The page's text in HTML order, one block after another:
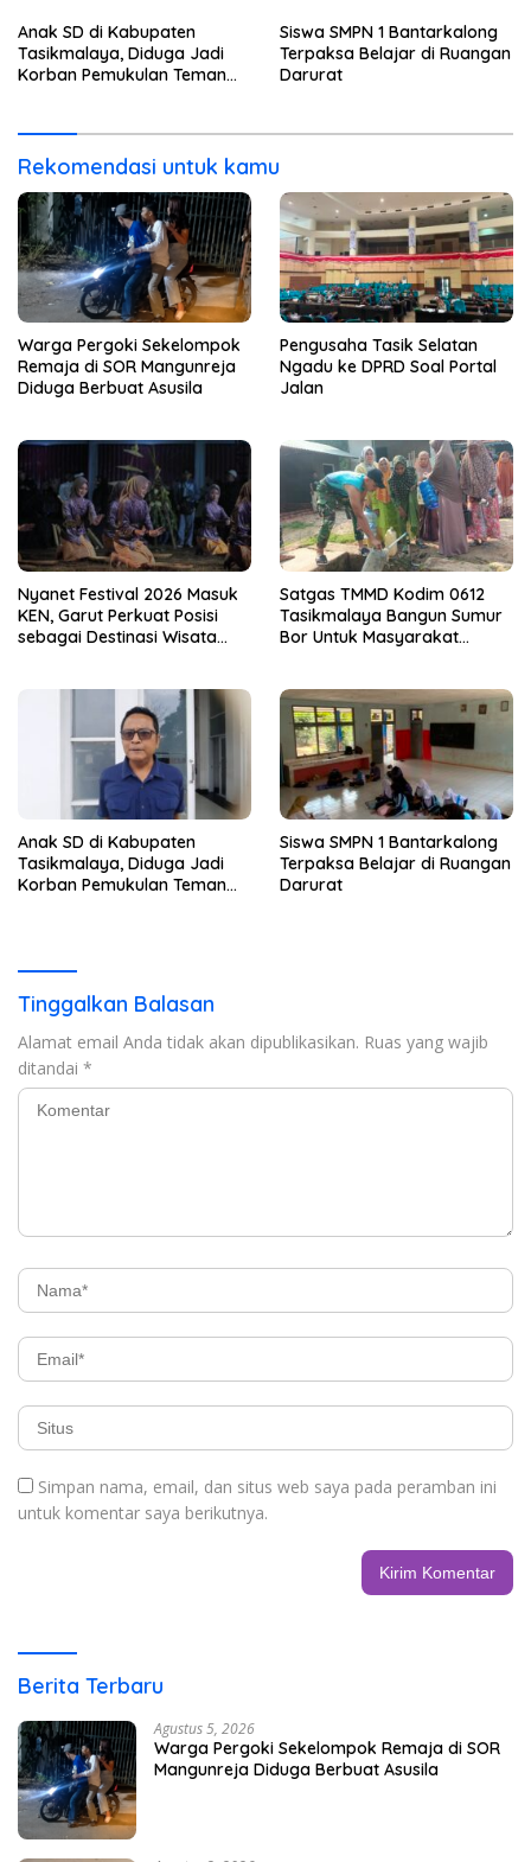
Anak SD di Kabupaten
Tasikmalaya, Diduga Jadi
Korban Pemukulan Teman
Siswa SMPN 1 Bantarkalong
Terpaksa Belajar di Ruangan
Darurat
Rekomendasi untuk kamu
Warga Pergoki Sekelompok
Remaja di SOR Mangunreja
Diduga Berbuat Asusila
Pengusaha Tasik Selatan
Ngadu ke DPRD Soal Portal
Jalan
Nyanet Festival 2026 Masuk
KEN, Garut Perkuat Posisi
sebagai Destinasi Wisata
Satgas TMMD Kodim 0612
Tasikmalaya Bangun Sumur
Bor Untuk Masyarakat
Anak SD di Kabupaten
Tasikmalaya, Diduga Jadi
Korban Pemukulan Teman
Siswa SMPN 1 Bantarkalong
Terpaksa Belajar di Ruangan
Darurat
Tinggalkan Balasan
Alamat email Anda tidak akan dipublikasikan. Ruas yang wajib
ditandai *
Simpan nama, email, dan situs web saya pada peramban ini
untuk komentar saya berikutnya.
Berita Terbaru
Agustus 5, 2026
Warga Pergoki Sekelompok Remaja di SOR
Mangunreja Diduga Berbuat Asusila